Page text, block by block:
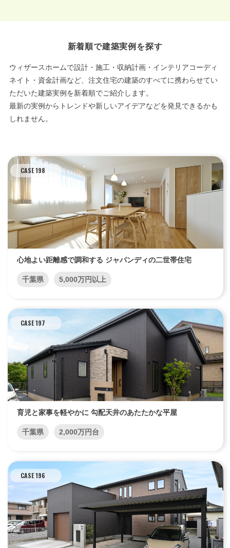
新着順で建築実例を探す
ウィザースホームで設計・施工・収納計画・インテリアコーディ
ネイト・資金計画など、注文住宅の建築のすべてに携わらせてい
ただいた建築実例を新着順でご紹介します。
最新の実例からトレンドや新しいアイデアなどを発見できるかも
しれません。
CASE 198
心地よい距離感で調和する ジャパンディの二世帯住宅
千葉県 5,000万円以上
CASE 197
育児と家事を軽やかに 勾配天井のあたたかな平屋
千葉県 2,000万円台
CASE 196